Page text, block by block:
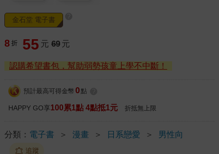
金石堂 電子書
8 折 55 元 69 元
認購希望書包，幫助弱勢孩童上學不中斷！
預計最高可得金幣 0 點
HAPPY GO享100累1點 4點抵1元 折抵無上限
分類： 電子書 ＞ 漫畫 ＞ 日系戀愛 ＞ 男性向
追蹤